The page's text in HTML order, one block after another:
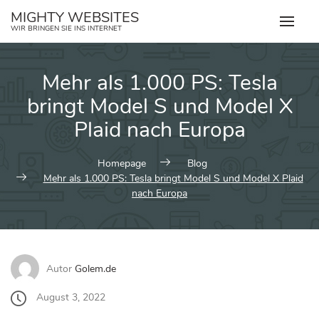
InhaltMIGHTY WEBSITES
WIR BRINGEN SIE INS INTERNET
Mehr als 1.000 PS: Tesla
bringt Model S und Model X
Plaid nach Europa
Homepage
Blog
Mehr als 1.000 PS: Tesla bringt Model S und Model X Plaid
nach Europa
Autor Golem.de
August 3, 2022